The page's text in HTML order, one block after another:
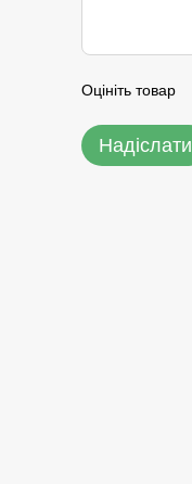
Оцініть товар
Надіслати